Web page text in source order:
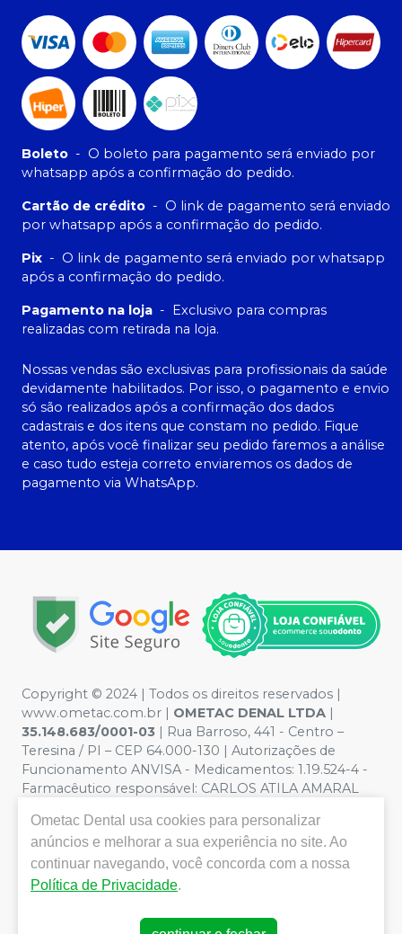
Boleto - O boleto para pagamento será enviado por
whatsapp após a confirmação do pedido.
Cartão de crédito - O link de pagamento será enviado
por whatsapp após a confirmação do pedido.
Pix - O link de pagamento será enviado por whatsapp
após a confirmação do pedido.
Pagamento na loja -
Exclusivo para compras
realizadas com retirada na loja.
Nossas vendas são exclusivas para profissionais da saúde
devidamente habilitados. Por isso, o pagamento e envio
só são realizados após a confirmação dos dados
cadastrais e dos itens que constam no pedido. Fique
atento, após você finalizar seu pedido faremos a análise
e caso tudo esteja correto enviaremos os dados de
pagamento via WhatsApp.
Copyright © 2024 | Todos os direitos reservados |
www.ometac.com.br | OMETAC DENAL LTDA |
35.148.683/0001-03 | Rua Barroso, 441 - Centro –
Teresina / PI – CEP 64.000-130 | Autorizações de
Funcionamento ANVISA - Medicamentos: 1.19.524-4 -
Farmacêutico responsável: CARLOS ATILA AMARAL
Segurança - Fotos meramente ilustrativas - Os preços e
condições da loja virtual estão sujeitos a alterações. Em
caso de divergência de preços no site, o valor válido é o
do Carrinho de Compra. Não vendemos por atacado
compras de grandes volumes pelo site.
Ometac Dental usa cookies para personalizar
anúncios e melhorar a sua experiência no site. Ao
continuar navegando, você concorda com a nossa
Política de Privacidade.